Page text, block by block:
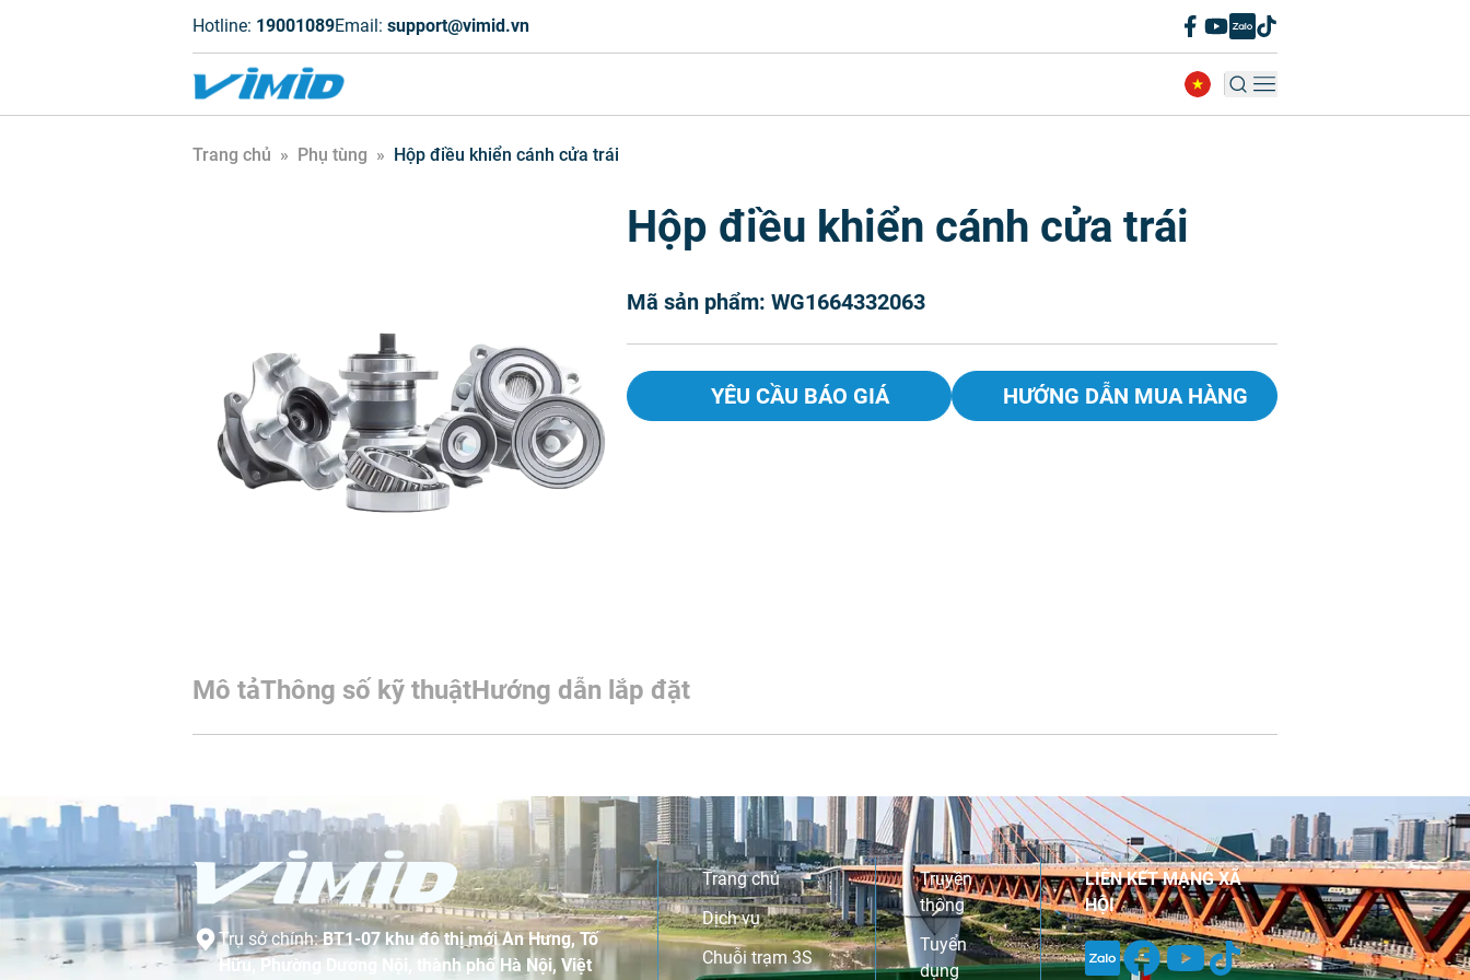
Hotline: 19001089Email: support@vimid.vn
Trang chủ » Phụ tùng » Hộp điều khiển cánh cửa trái
Hộp điều khiển cánh cửa trái
Mã sản phẩm: WG1664332063
YÊU CẦU BÁO GIÁ HƯỚNG DẪN MUA HÀNG
Mô tảThông số kỹ thuậtHướng dẫn lắp đặt
Trụ sở chính:BT1-07 khu đô thị mới An Hưng, Tố
Hữu, Phường Dương Nội, thành phố Hà Nội, Việt
Trang chủ
Dịch vụ
Chuỗi trạm 3S
Truyền
thông
Tuyển
dụng
LIÊN KẾT MẠNG XÃ
HỘI